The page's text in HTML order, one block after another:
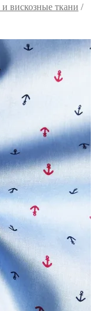
вискозные ткани /